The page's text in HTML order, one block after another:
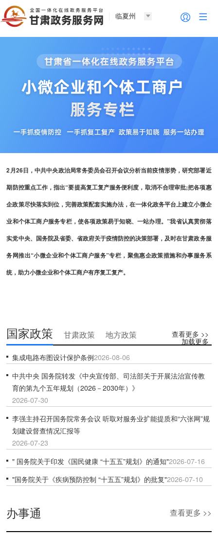
临夏州
2月26日，中共中央政治局常务委员会召开会议分析当前疫情形势，研究部署近
期防控重点工作，指出“要提高复工复产服务便利度，取消不合理审批;把各项惠
企政策尽快落实到位，完善政策配套实施办法，在一体化政务平台上建立小微企
业和个体工商户服务专栏，使各项政策易于知晓、一站办理。”我省认真贯彻落
实党中央、国务院及省委、省政府关于疫情防控的决策部署，及时在甘肃政务服
务网推出“小微企业和个体工商户服务”专栏，聚焦惠企政策措施和办事服务系
统，助力小微企业和个体工商户有序复工复产。
国家政策 甘肃政策 地方政策
集成电路布图设计保护条例2026-08-06
中共中央 国务院转发《中央宣传部、司法部关于开展法治宣传教
育的第九个五年规划（2026－2030年）》
2026-07-30
李强主持召开国务院常务会议 听取对服务业扩能提质和“六张网”规
划建设督查情况汇报等
2026-07-23
" 国务院关于印发《国民健康 “十五五”规划》的通知"2026-07-16
"国务院关于《疾病预防控制 “十五五”规划》的批复"2026-07-10
加载更多
查看更多 >>
办事通 查看更多 >>